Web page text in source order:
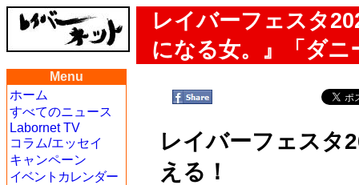
レイバーフェスタ
になる女。』「ダ
Menu
ホーム
すべてのニュース
Labornet TV
コラム/エッセイ
キャンペーン
イベントカレンダー
レイバーフェスタ
える！